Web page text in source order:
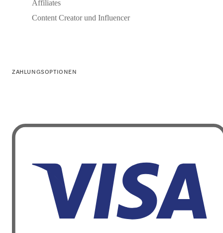
Affiliates
Content Creator und Influencer
ZAHLUNGSOPTIONEN